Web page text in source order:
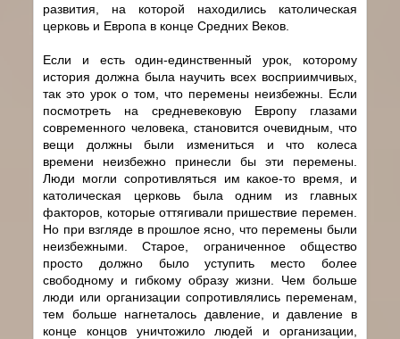
развития, на которой находились католическая
церковь и Европа в конце Средних Веков.
Если и есть один-единственный урок, которому
история должна была научить всех восприимчивых,
так это урок о том, что перемены неизбежны. Если
посмотреть на средневековую Европу глазами
современного человека, становится очевидным, что
вещи должны были измениться и что колеса
времени неизбежно принесли бы эти перемены.
Люди могли сопротивляться им какое-то время, и
католическая церковь была одним из главных
факторов, которые оттягивали пришествие перемен.
Но при взгляде в прошлое ясно, что перемены были
неизбежными. Старое, ограниченное общество
просто должно было уступить место более
свободному и гибкому образу жизни. Чем больше
люди или организации сопротивлялись переменам,
тем больше нагнеталось давление, и давление в
конце концов уничтожило людей и организации,